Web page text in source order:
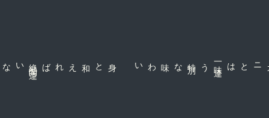
ズワイや毛ガニとは
一
味
違
う特
別
な味わい